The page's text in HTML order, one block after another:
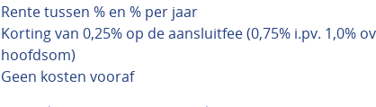
Rente tussen % en % per jaar
Korting van 0,25% op de aansluitfee (0,75% i.pv. 1,0%
hoofdsom)
Geen kosten vooraf